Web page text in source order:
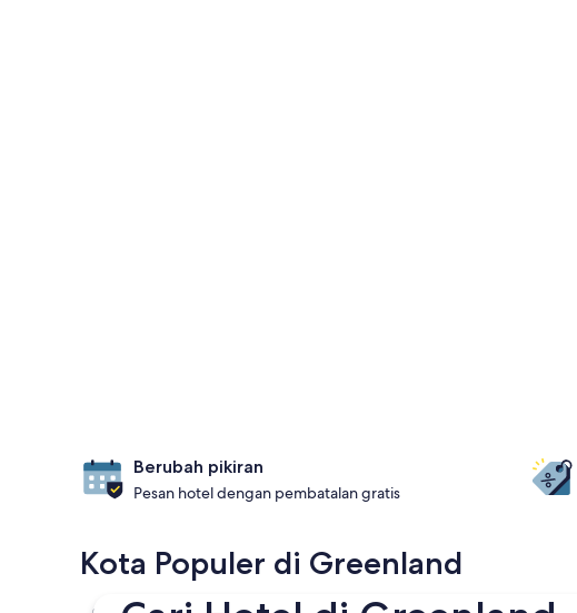
Berubah pikiran
Pesan hotel dengan pembatalan gratis
Kota Populer di Greenland
Nuuk Jakobshavn